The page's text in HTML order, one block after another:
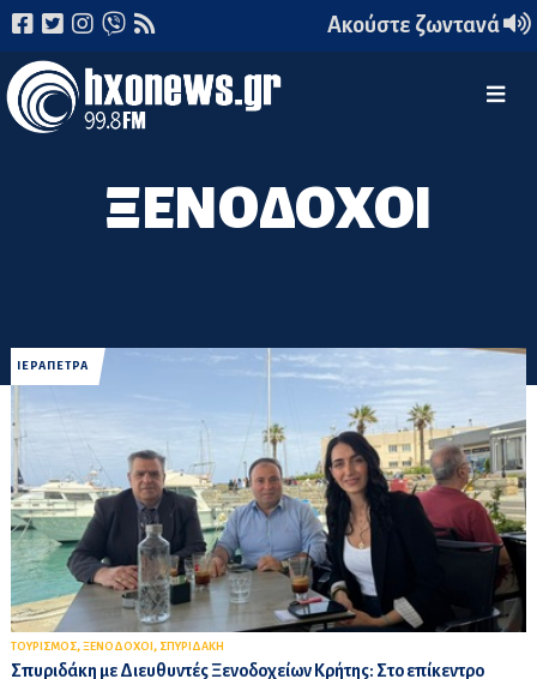
Ακούστε ζωντανά
ΞΕΝΟΔΟΧΟΙ
ΙΕΡΑΠΕΤΡΑ
ΤΟΥΡΙΣΜΟΣ, ΞΕΝΟΔΟΧΟΙ , ΣΠΥΡΙΔΑΚΗ
Σπυριδάκη με Διευθυντές Ξενοδοχείων Κρήτης: Στο επίκεντρο